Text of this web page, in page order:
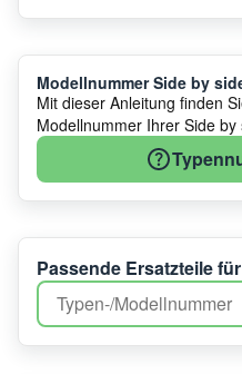
Modellnummer Side by
Mit dieser Anleitung finden
Modellnummer Ihrer Side
Passende Ersatzteile